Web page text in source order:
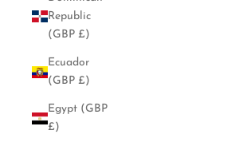
Republic
(GBP £)
Ecuador
(GBP £)
Egypt (GBP
£)